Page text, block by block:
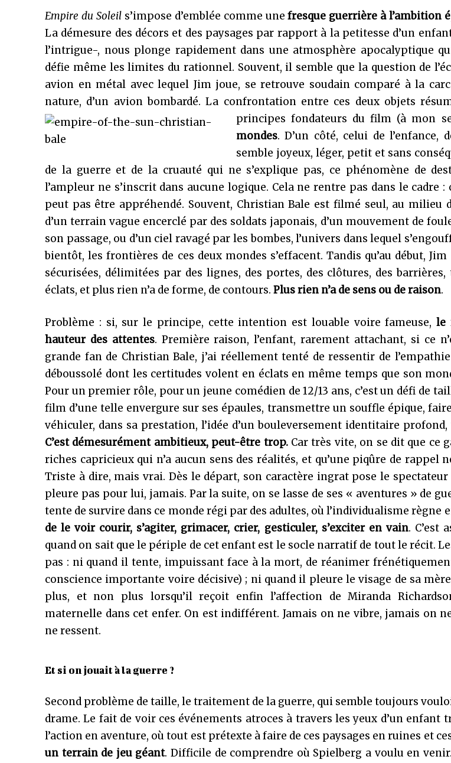
Empire du Soleils’impose d’emblée comme unefresque guerrière à l’ambition
La démesure des décors et des paysages par rapport à la petitesse d’un
l’intrigue-, nous plonge rapidement dans une atmosphère apocalyptique
défie même les limites du rationnel. Souvent, il semble que la question de
avion en métal avec lequel Jim joue, se retrouve soudain comparé à la
nature, d’un avion bombardé. La confrontation entre ces deux objets
principes fondateurs du film (à mon
mondes. D’un côté, celui de l’enfance,
semble joyeux, léger, petit et sans
de la guerre et de la cruauté qui ne s’explique pas, ce phénomène de
l’ampleur ne s’inscrit dans aucune logique. Cela ne rentre pas dans le cadre :
peut pas être appréhendé. Souvent, Christian Bale est filmé seul, au milieu
d’un terrain vague encerclé par des soldats japonais, d’un mouvement de
son passage, ou d’un ciel ravagé par les bombes, l’univers dans lequel
bientôt, les frontières de ces deux mondes s’effacent. Tandis qu’au début,
sécurisées, délimitées par des lignes, des portes, des clôtures, des
éclats, et plus rien n’a de forme, de contours. Plus rien n’a de sens ou de raison.
Problème : si, sur le principe, cette intention est louable voire fameuse,le
hauteur des attentes. Première raison, l’enfant, rarement attachant, si ce
grande fan de Christian Bale, j’ai réellement tenté de ressentir de
déboussolé dont les certitudes volent en éclats en même temps que son
Pour un premier rôle, pour un jeune comédien de 12/13 ans, c’est un défi de
film d’une telle envergure sur ses épaules, transmettre un souffle épique,
véhiculer, dans sa prestation, l’idée d’un bouleversement identitaire
C’est démesurément ambitieux, peut-être trop.Car très vite, on se dit que ce
riches capricieux qui n’a aucun sens des réalités, et qu’une piqûre de rappel
Triste à dire, mais vrai. Dès le départ, son caractère ingrat pose le
pleure pas pour lui, jamais. Par la suite, on se lasse de ses « aventures » de
tente de survire dans ce monde régi par des adultes, où l’individualisme règne
de le voir courir, s’agiter, grimacer, crier, gesticuler, s’exciter en vain. C’est
quand on sait que le périple de cet enfant est le socle narratif de tout le récit.
pas : ni quand il tente, impuissant face à la mort, de réanimer
conscience importante voire décisive) ; ni quand il pleure le visage de sa
plus, et non plus lorsqu’il reçoit enfin l’affection de Miranda
maternelle dans cet enfer. On est indifférent. Jamais on ne vibre, jamais on
ne ressent.
Et si on jouait à la guerre ?
Second problème de taille, le traitement de la guerre, qui semble toujours
drame. Le fait de voir ces événements atroces à travers les yeux d’un enfant
l’action en aventure, où tout est prétexte à faire de ces paysages en ruines et
un terrain de jeu géant. Difficile de comprendre où Spielberg a voulu en